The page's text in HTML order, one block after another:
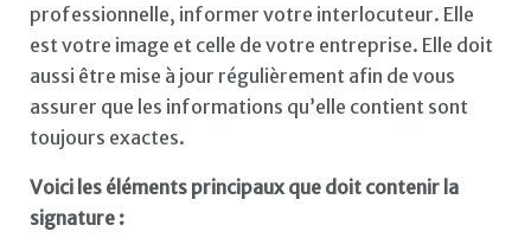
professionnelle, informer votre interlocuteur. Elle
est votre image et celle de votre entreprise. Elle doit
aussi être mise à jour régulièrement afin de vous
assurer que les informations qu’elle contient sont
toujours exactes.
Voici les éléments principaux que doit contenir la
signature :